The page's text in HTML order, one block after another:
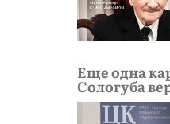
Еще одна
Сологуба